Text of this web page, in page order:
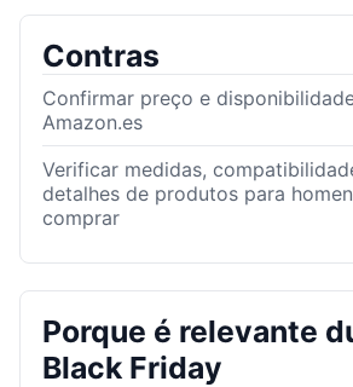
Contras
Confirmar preço e
Amazon.es
Verificar medidas,
detalhes de produtos para
comprar
Porque é relevante
Black Friday